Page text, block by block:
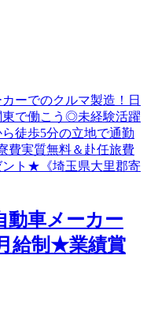
動車メーカー
給制★業績賞